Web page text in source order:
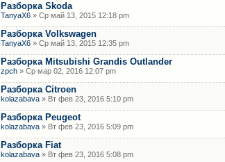
Разборка Skoda
TanyaX6 » Ср май 13, 2015 12:18 pm
Разборка Volkswagen
TanyaX6 » Ср май 13, 2015 12:35 pm
Разборка Mitsubishi Grandis Outlander
zpch » Ср мар 02, 2016 12:07 pm
Разборка Citroen
kolazabava » Вт фев 23, 2016 5:10 pm
Разборка Peugeot
kolazabava » Вт фев 23, 2016 5:09 pm
Разборка Fiat
kolazabava » Вт фев 23, 2016 5:08 pm